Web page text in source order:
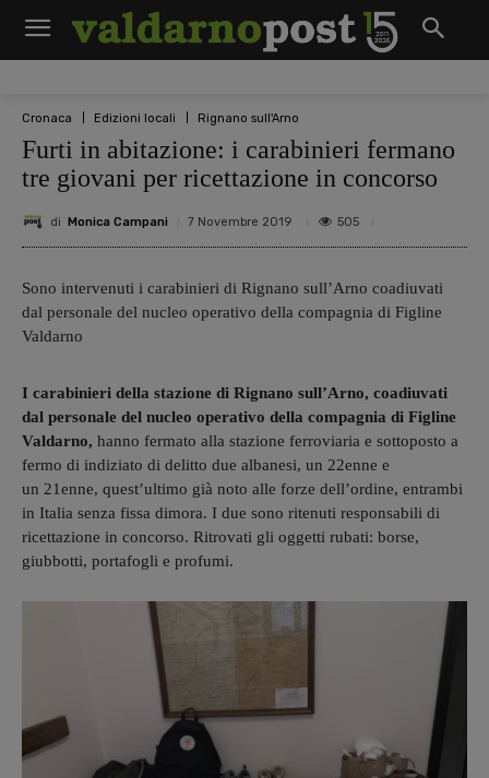
Cronaca Edizioni locali Rignano sull'Arno
Furti in abitazione: i carabinieri fermano
tre giovani per ricettazione in concorso
di Monica Campani 7 Novembre 2019 505
Sono intervenuti i carabinieri di Rignano sull’Arno coadiuvati
dal personale del nucleo operativo della compagnia di Figline
Valdarno
I carabinieri della stazione di Rignano sull’Arno, coadiuvati
dal personale del nucleo operativo della compagnia di Figline
Valdarno, hanno fermato alla stazione ferroviaria e sottoposto a
fermo di indiziato di delitto due albanesi, un 22enne e
un 21enne, quest’ultimo già noto alle forze dell’ordine, entrambi
in Italia senza fissa dimora. I due sono ritenuti responsabili di
ricettazione in concorso. Ritrovati gli oggetti rubati: borse,
giubbotti, portafogli e profumi.